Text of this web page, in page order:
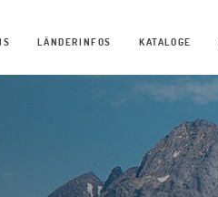
LÄNDERINFOS KATALOGE